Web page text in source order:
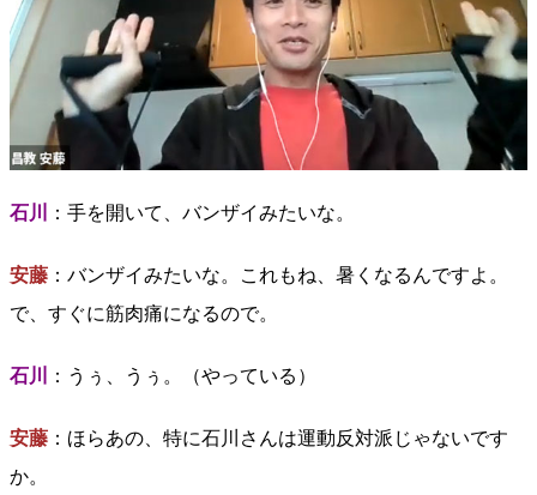
石川 ：手を開いて、バンザイみたいな。
安藤 ：バンザイみたいな。これもね、暑くなるんですよ。
で、すぐに筋肉痛になるので。
石川 ：うぅ、うぅ。（やっている）
安藤 ：ほらあの、特に石川さんは運動反対派じゃないです
か。